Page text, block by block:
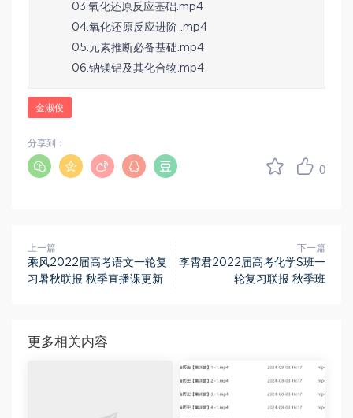
03.氧化还原反应基础.mp4
04.氧化还原反应进阶 .mp4
05.元素推断必备基础.mp4
06.钠镁铝及其化合物.mp4
金淑俊
0
分享到：
上一篇
乘风2022届高考语文一轮复
习暑秋联报 秋季直播课更新
下一篇
李霄君2022届高考化学S班一
轮复习联报 秋季班
更多相关内容